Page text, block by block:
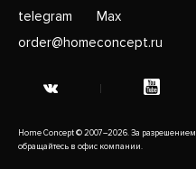
telegram
Max
order@homeconcept.ru
Home Concept © 2007–2026. За
обращайтесь в офис компании.